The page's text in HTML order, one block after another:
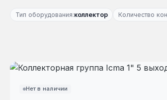
Тип оборудования:коллектор Количество
Нет в наличии
Пропустить галерею изображений